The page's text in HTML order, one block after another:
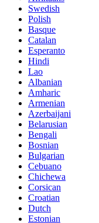
Swedish
Polish
Basque
Catalan
Esperanto
Hindi
Lao
Albanian
Amharic
Armenian
Azerbaijani
Belarusian
Bengali
Bosnian
Bulgarian
Cebuano
Chichewa
Corsican
Croatian
Dutch
Estonian